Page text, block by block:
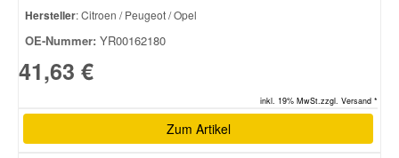
Hersteller: Citroen / Peugeot / Opel
OE-Nummer: YR00162180
41,63 €
inkl. 19% MwSt.zzgl. Versand *
Zum Artikel